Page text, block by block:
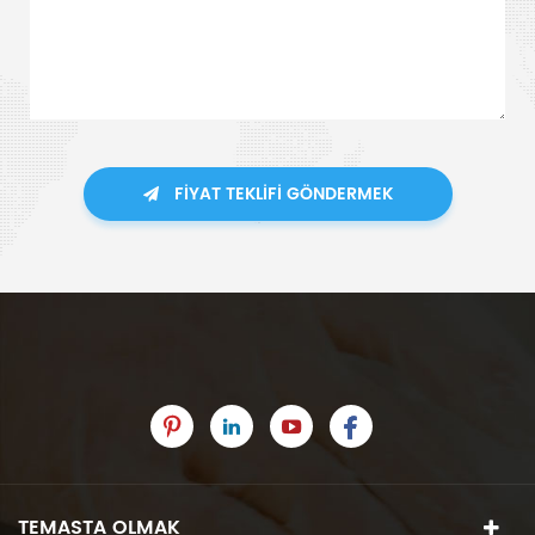
FIYAT TEKLIFI GÖNDERMEK
TEMASTA OLMAK